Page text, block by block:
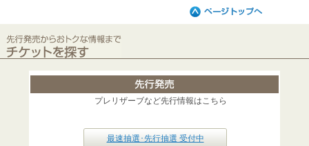
プレリザーブなど先行情報はこちら
最速抽選･先行抽選 受付中